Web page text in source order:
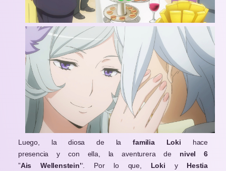
Luego, la diosa de lafamilia Loki hace
presencia y con ella, la aventurera de nivel 6
”Ais Wellenstein’‘. Por lo que, Loki y Hestia